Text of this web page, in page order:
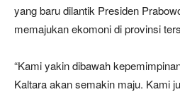
yang baru dilantik Presiden
memajukan ekomoni di provinsi
“Kami yakin dibawah
Kaltara akan semakin maju. Kami